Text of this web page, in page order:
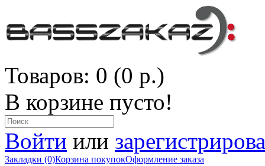
Товаров: 0 (0 р.)
В корзине пусто!
Войти или
Закладки (0)Корзина покупокОформление заказа